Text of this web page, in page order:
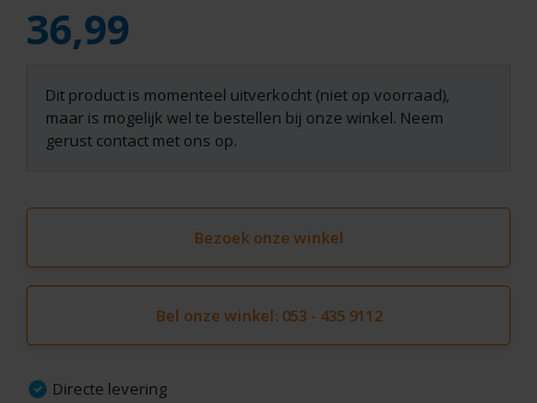
36,99
Dit product is momenteel uitverkocht (niet op voorraad),
maar is mogelijk wel te bestellen bij onze winkel. Neem
gerust contact met ons op.
Bezoek onze winkel
Bel onze winkel: 053 - 435 9112
Directe levering